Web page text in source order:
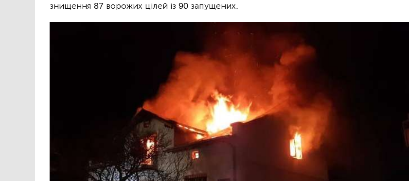
знищення 87 ворожих цілей із 90 запущених.